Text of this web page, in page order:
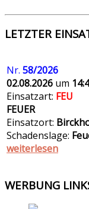
LETZTER
Nr. 58/2026
02.08.2026 um
Einsatzart: FEU
FEUER
Einsatzort:
Schadenslage:
weiterlesen
WERBUNG